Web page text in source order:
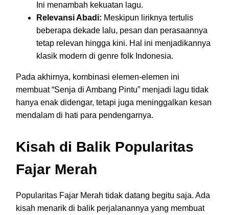
Ini menambah kekuatan lagu.
Relevansi Abadi: Meskipun liriknya tertulis
beberapa dekade lalu, pesan dan perasaannya
tetap relevan hingga kini. Hal ini menjadikannya
klasik modern di genre folk Indonesia.
Pada akhirnya, kombinasi elemen-elemen ini
membuat “Senja di Ambang Pintu” menjadi lagu tidak
hanya enak didengar, tetapi juga meninggalkan kesan
mendalam di hati para pendengarnya.
Kisah di Balik Popularitas
Fajar Merah
Popularitas Fajar Merah tidak datang begitu saja. Ada
kisah menarik di balik perjalanannya yang membuat